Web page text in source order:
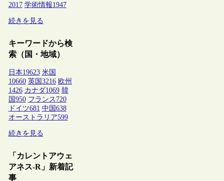
2017 学術情報1947
続きを見る
キーワードから検
索（国・地域）
日本19623 米国
10660 英国 3216 欧州
1426 カナダ1069 韓
国 950 フランス 720
ドイツ681 中国 638
オーストラリア599
続きを見る
「カレントアウェ
アネス-R」新着記
事